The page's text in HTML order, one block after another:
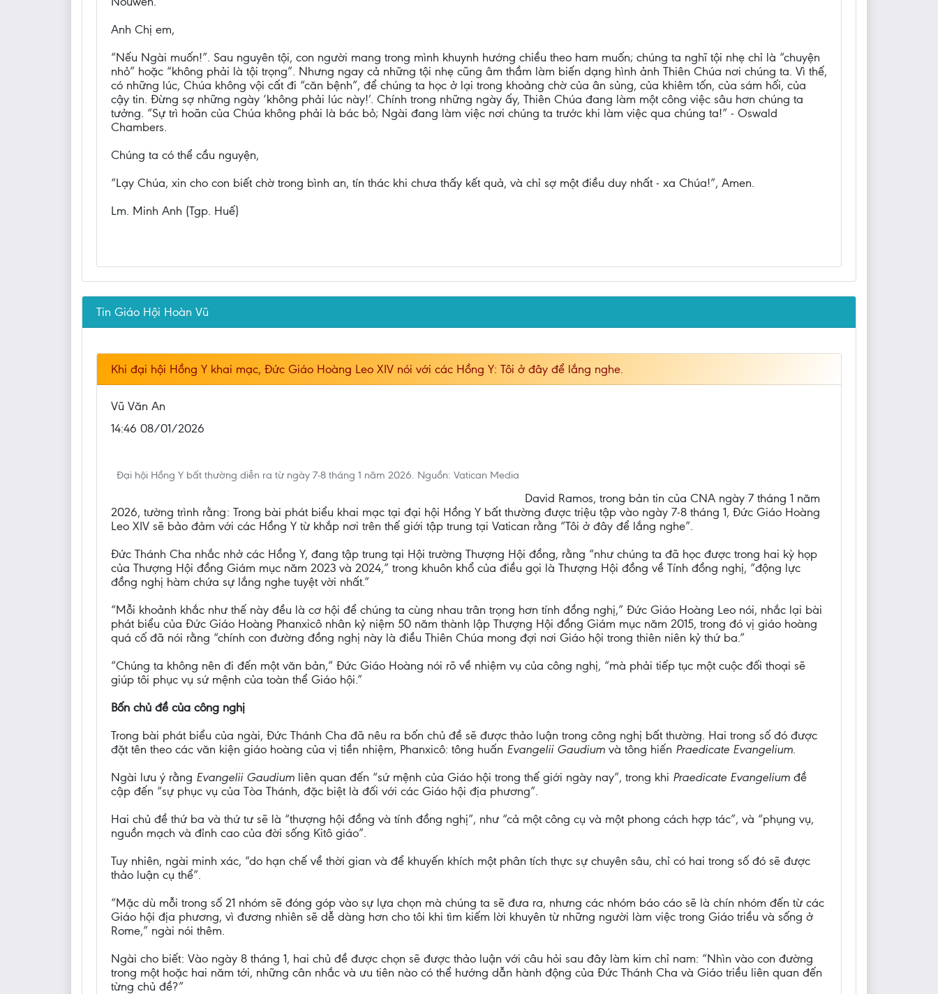
Anh Chị em,
“Nếu Ngài muốn!”. Sau nguyên tội, con người mang trong mình khuynh hướng chiều theo ham muốn; chúng ta nghĩ tội nhẹ chỉ là “chuyện
nhỏ” hoặc “không phải là tội trọng”. Nhưng ngay cả những tội nhẹ cũng âm thầm làm biến dạng hình ảnh Thiên Chúa nơi chúng ta. Vì thế,
có những lúc, Chúa không vội cất đi “căn bệnh”, để chúng ta học ở lại trong khoảng chờ của ân sủng, của khiêm tốn, của sám hối, của
cậy tin. Đừng sợ những ngày ‘không phải lúc này!’. Chính trong những ngày ấy, Thiên Chúa đang làm một công việc sâu hơn chúng ta
tưởng. “Sự trì hoãn của Chúa không phải là bác bỏ; Ngài đang làm việc nơi chúng ta trước khi làm việc qua chúng ta!” - Oswald
Chambers.
Chúng ta có thể cầu nguyện,
“Lạy Chúa, xin cho con biết chờ trong bình an, tín thác khi chưa thấy kết quả, và chỉ sợ một điều duy nhất - xa Chúa!”, Amen.
Lm. Minh Anh (Tgp. Huế)
Tin Giáo Hội Hoàn Vũ
Khi đại hội Hồng Y khai mạc, Đức Giáo Hoàng Leo XIV nói với các Hồng Y: Tôi ở đây để lắng nghe.
Vũ Văn An
14:46 08/01/2026
Đại hội Hồng Y bất thường diễn ra từ ngày 7-8 tháng 1 năm 2026. Nguồn: Vatican Media
David Ramos, trong bản tin của CNA ngày 7 tháng 1 năm
2026, tường trình rằng: Trong bài phát biểu khai mạc tại đại hội Hồng Y bất thường được triệu tập vào ngày 7-8 tháng 1, Đức Giáo Hoàng
Leo XIV sẽ bảo đảm với các Hồng Y từ khắp nơi trên thế giới tập trung tại Vatican rằng “Tôi ở đây để lắng nghe”.
Đức Thánh Cha nhắc nhở các Hồng Y, đang tập trung tại Hội trường Thượng Hội đồng, rằng “như chúng ta đã học được trong hai kỳ họp
của Thượng Hội đồng Giám mục năm 2023 và 2024,” trong khuôn khổ của điều gọi là Thượng Hội đồng về Tính đồng nghị, “động lực
đồng nghị hàm chứa sự lắng nghe tuyệt vời nhất.”
“Mỗi khoảnh khắc như thế này đều là cơ hội để chúng ta cùng nhau trân trọng hơn tính đồng nghị,” Đức Giáo Hoàng Leo nói, nhắc lại bài
phát biểu của Đức Giáo Hoàng Phanxicô nhân kỷ niệm 50 năm thành lập Thượng Hội đồng Giám mục năm 2015, trong đó vị giáo hoàng
quá cố đã nói rằng “chính con đường đồng nghị này là điều Thiên Chúa mong đợi nơi Giáo hội trong thiên niên kỷ thứ ba.”
“Chúng ta không nên đi đến một văn bản,” Đức Giáo Hoàng nói rõ về nhiệm vụ của công nghị, “mà phải tiếp tục một cuộc đối thoại sẽ
giúp tôi phục vụ sứ mệnh của toàn thể Giáo hội.”
Bốn chủ đề của công nghị
Trong bài phát biểu của ngài, Đức Thánh Cha đã nêu ra bốn chủ đề sẽ được thảo luận trong công nghị bất thường. Hai trong số đó được
đặt tên theo các văn kiện giáo hoàng của vị tiền nhiệm, Phanxicô: tông huấn Evangelii Gaudium và tông hiến Praedicate Evangelium.
Ngài lưu ý rằng Evangelii Gaudium liên quan đến “sứ mệnh của Giáo hội trong thế giới ngày nay”, trong khi Praedicate Evangelium đề
cập đến “sự phục vụ của Tòa Thánh, đặc biệt là đối với các Giáo hội địa phương”.
Hai chủ đề thứ ba và thứ tư sẽ là “thượng hội đồng và tính đồng nghị”, như “cả một công cụ và một phong cách hợp tác”, và “phụng vụ,
nguồn mạch và đỉnh cao của đời sống Kitô giáo”.
Tuy nhiên, ngài minh xác, “do hạn chế về thời gian và để khuyến khích một phân tích thực sự chuyên sâu, chỉ có hai trong số đó sẽ được
thảo luận cụ thể”.
“Mặc dù mỗi trong số 21 nhóm sẽ đóng góp vào sự lựa chọn mà chúng ta sẽ đưa ra, nhưng các nhóm báo cáo sẽ là chín nhóm đến từ các
Giáo hội địa phương, vì đương nhiên sẽ dễ dàng hơn cho tôi khi tìm kiếm lời khuyên từ những người làm việc trong Giáo triều và sống ở
Rome,” ngài nói thêm.
Ngài cho biết: Vào ngày 8 tháng 1, hai chủ đề được chọn sẽ được thảo luận với câu hỏi sau đây làm kim chỉ nam: “Nhìn vào con đường
trong một hoặc hai năm tới, những cân nhắc và ưu tiên nào có thể hướng dẫn hành động của Đức Thánh Cha và Giáo triều liên quan đến
từng chủ đề?”